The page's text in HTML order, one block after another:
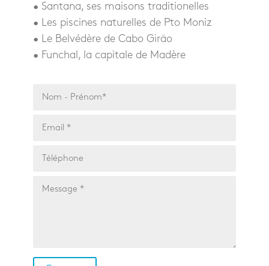
• Santana, ses maisons traditionelles
• Les piscines naturelles de Pto Moniz
• Le Belvédère de Cabo Girão
• Funchal, la capitale de Madère